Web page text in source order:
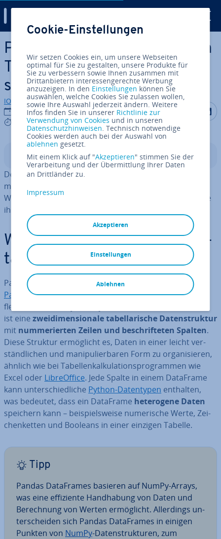
Zum Haupt­in­halt springen
Pandas DataFrame: In Python
Tabellen schnell und über­
sicht­lich ma­ni­pu­lie­ren!
IONOS Redaktion
26.08.2024
7 mins
Auf Auf
In­halts­ver­zeich­nis
Der Pandas DataFrame ist eine Python Da­ten­struk­tur,
mit der man Tabellen erstellen und ma­ni­pu­lie­ren kann.
Wir erklären Ihnen den Aufbau der Da­ten­struk­tur sowie
ihre wich­tigs­ten Methoden und Ei­gen­schaf­ten.
Wie funk­tio­nie­ren Pandas Da­
ta­Frames?
Pandas Da­ta­Frames sind das Herzstück der
Python-
Pandas-Bi­blio­thek und er­mög­li­chen eine ef­fi­zi­en­te und
flexible Da­ten­ana­ly­se in Python. Ein Pandas DataFrame
ist eine zwei­di­men­sio­na­le ta­bel­la­ri­sche Da­ten­struk­tur
mit num­me­rier­ten Zeilen und be­schrif­te­ten Spalten.
Diese Struktur er­mög­licht es, Daten in einer leicht ver­
ständ­li­chen und ma­ni­pu­lier­ba­ren Form zu or­ga­ni­sie­ren,
ähnlich wie bei Ta­bel­len­kal­ku­la­ti­ons­pro­gram­men wie
Excel oder Libre­Of­fice. Jede Spalte in einem DataFrame
kann un­ter­schied­li­che Python-Da­ten­ty­pen enthalten,
was bedeutet, dass ein DataFrame he­te­ro­ge­ne Daten
speichern kann – bei­spiels­wei­se nu­me­ri­sche Werte, Zei­
chen­ket­ten und Booleans in einer einzigen Tabelle.
Tipp
Pandas Da­ta­Frames basieren auf NumPy-Arrays,
was eine ef­fi­zi­en­te Hand­ha­bung von Daten und
Be­rech­nung von Werten er­mög­licht. Al­ler­dings un­
ter­schei­den sich Pandas Da­ta­Frames in einigen
Punkten von NumPy-Da­ten­struk­tu­ren, zum
Cookie-Einstellungen
Wir setzen Cookies ein, um unsere Webseiten
optimal für Sie zu gestalten, unsere Produkte für
Sie zu verbessern sowie Ihnen zusammen mit
Drittanbietern interessengerechte Werbung
anzuzeigen. In den Einstellungen können Sie
auswählen, welche Cookies Sie zulassen wollen,
sowie Ihre Auswahl jederzeit ändern. Weitere
Infos finden Sie in unserer Richtlinie zur
Verwendung von Cookies und in unseren
Datenschutzhinweisen. Technisch notwendige
Cookies werden auch bei der Auswahl von
ablehnen gesetzt.
Mit einem Klick auf "Akzeptieren" stimmen Sie der
Verarbeitung und der Übermittlung Ihrer Daten
an Drittländer zu.
Impressum
Akzeptieren
Ablehnen
Einstellungen